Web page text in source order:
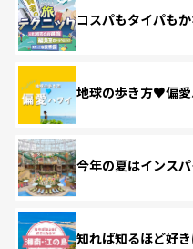
コスパもタイパも
地球の歩き方♥偏愛
今年の夏はインスパ
知れば知るほど好